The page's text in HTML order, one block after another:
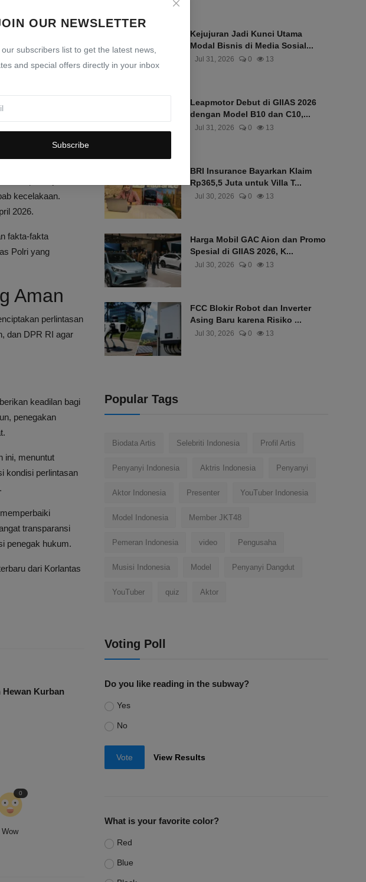
OUR NEWSLETTER
subscribers list to get the latest news,
and special offers directly in your inbox
Subscribe
di bawah lima
berbeda. Menurut
Undang-Undang
KUHP.
Mariochristy.
tempat kejadian
kecelakaan.
2026.
fakta-fakta
Polri yang
Aman
perlintasan
dan DPR RI agar
keadilan bagi
penegakan
ini, menuntut
kondisi perlintasan
transparansi
penegak hukum.
dari Korlantas
Hewan Kurban
Wow
0
Kejujuran Jadi Kunci Utama
Modal Bisnis di Media Sosial...
Jul 31, 2026 0 13
Leapmotor Debut di GIIAS 2026
dengan Model B10 dan C10,...
Jul 31, 2026 0 13
BRI Insurance Bayarkan Klaim
Rp365,5 Juta untuk Villa T...
Jul 30, 2026 0 13
Harga Mobil GAC Aion dan Promo
Spesial di GIIAS 2026, K...
Jul 30, 2026 0 13
FCC Blokir Robot dan Inverter
Asing Baru karena Risiko ...
Jul 30, 2026 0 13
Popular Tags
Biodata Artis Selebriti Indonesia Profil Artis
Penyanyi Indonesia Aktris Indonesia Penyanyi
Aktor Indonesia Presenter YouTuber Indonesia
Model Indonesia Member JKT48
Pemeran Indonesia video Pengusaha
Musisi Indonesia Model Penyanyi Dangdut
YouTuber quiz Aktor
Voting Poll
Do you like reading in the subway?
Yes
No
Vote View Results
What is your favorite color?
Red
Blue